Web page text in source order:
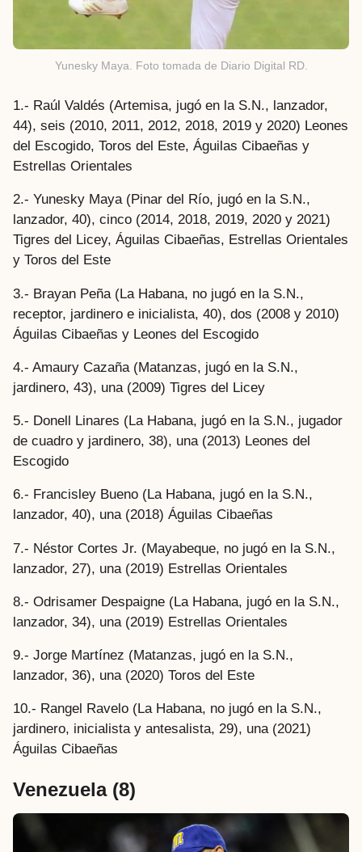
Yunesky Maya. Foto tomada de Diario Digital RD.
1.- Raúl Valdés (Artemisa, jugó en la S.N., lanzador,
44), seis (2010, 2011, 2012, 2018, 2019 y 2020) Leones
del Escogido, Toros del Este, Águilas Cibaeñas y
Estrellas Orientales
2.- Yunesky Maya (Pinar del Río, jugó en la S.N.,
lanzador, 40), cinco (2014, 2018, 2019, 2020 y 2021)
Tigres del Licey, Águilas Cibaeñas, Estrellas Orientales
y Toros del Este
3.- Brayan Peña (La Habana, no jugó en la S.N.,
receptor, jardinero e inicialista, 40), dos (2008 y 2010)
Águilas Cibaeñas y Leones del Escogido
4.- Amaury Cazaña (Matanzas, jugó en la S.N.,
jardinero, 43), una (2009) Tigres del Licey
5.- Donell Linares (La Habana, jugó en la S.N., jugador
de cuadro y jardinero, 38), una (2013) Leones del
Escogido
6.- Francisley Bueno (La Habana, jugó en la S.N.,
lanzador, 40), una (2018) Águilas Cibaeñas
7.- Néstor Cortes Jr. (Mayabeque, no jugó en la S.N.,
lanzador, 27), una (2019) Estrellas Orientales
8.- Odrisamer Despaigne (La Habana, jugó en la S.N.,
lanzador, 34), una (2019) Estrellas Orientales
9.- Jorge Martínez (Matanzas, jugó en la S.N.,
lanzador, 36), una (2020) Toros del Este
10.- Rangel Ravelo (La Habana, no jugó en la S.N.,
jardinero, inicialista y antesalista, 29), una (2021)
Águilas Cibaeñas
Venezuela(8)